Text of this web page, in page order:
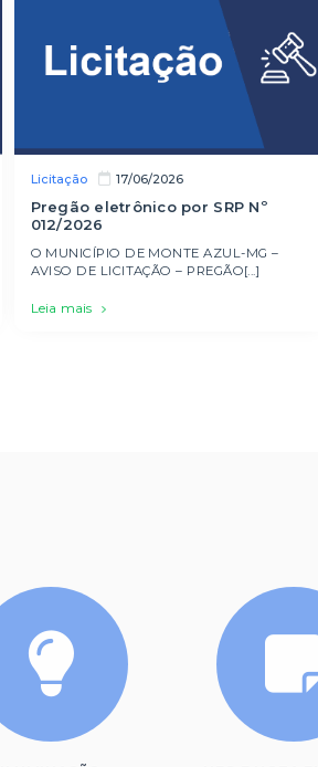
Licitação 17/06/2026
Pregão eletrônico por SRP Nº
012/2026
O MUNICÍPIO DE MONTE AZUL-MG –
AVISO DE LICITAÇÃO – PREGÃO[...]
Leia mais